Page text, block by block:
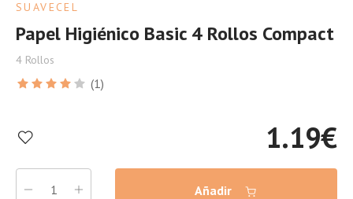
SUAVECEL
Papel Higiénico Basic 4 Rollos Compact
4 Rollos
(1)
1.19€
Añadir